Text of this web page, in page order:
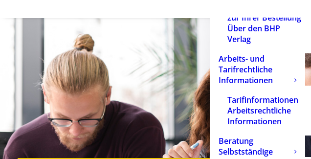
zur Ihrer Bestellung
Über den BHP
Verlag
Arbeits- und
Tarifrechtliche
Informationen
Tarifinformationen
Arbeitsrechtliche
Informationen
Beratung
Selbstständige